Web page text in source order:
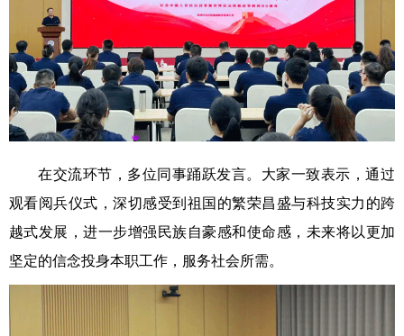
在交流环节，多位同事踊跃发言。大家一致表示，通过
观看阅兵仪式，深切感受到祖国的繁荣昌盛与科技实力的跨
越式发展，进一步增强民族自豪感和使命感，未来将以更加
坚定的信念投身本职工作，服务社会所需。